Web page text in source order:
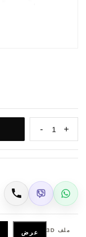
+
1
-
WhatsApp
Viber اتصال
ملف 3D عرض